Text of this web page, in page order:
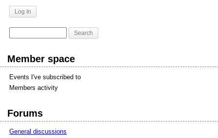
Member space
Events I've subscribed to
Members activity
Forums
General discussions